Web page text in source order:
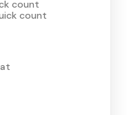
count